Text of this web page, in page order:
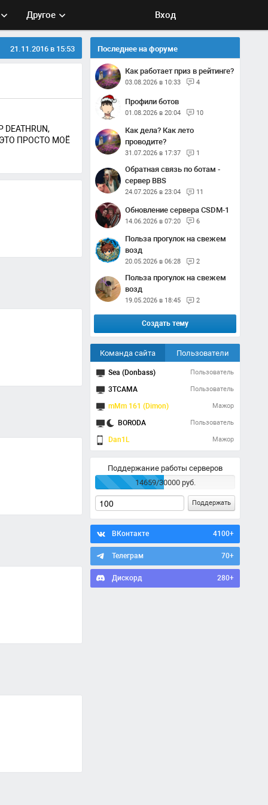
Другое Вход
21.11.2016 в 15:53
ПРОСТО МОЁ
Последнее на форуме
Как работает приз в рейтинге?
03.08.2026 в 10:33 4
Профили ботов
01.08.2026 в 20:04 10
Как дела? Как лето
проводите?
31.07.2026 в 17:37 1
Обратная связь по ботам -
сервер BBS
24.07.2026 в 23:04 11
Обновление сервера CSDM-1
14.06.2026 в 07:20 6
Польза прогулок на свежем
возд
20.05.2026 в 06:28 2
Польза прогулок на свежем
возд
19.05.2026 в 18:45 2
Создать тему
Команда сайта Пользователи
Sea (Donbass) Пользователь
3TCAMA Пользователь
mMm 161 (Dimon) Мажор
BORODA Пользователь
Dan1L Мажор
Поддержание работы серверов
14659/30000 руб.
Поддержать
ВКонтакте 4100+
Телеграм 70+
Дискорд 280+